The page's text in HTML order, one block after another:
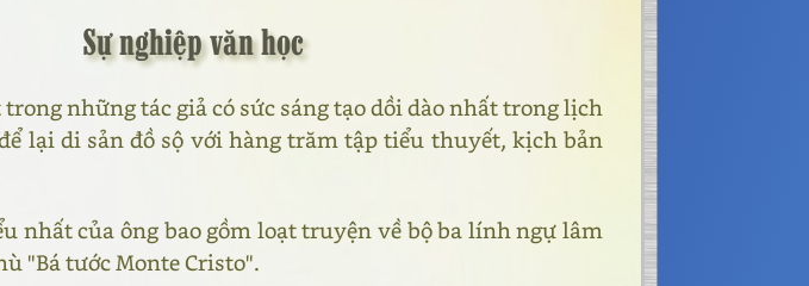
Sự nghiệp văn học
những tác giả có sức sáng tạo dồi dào nhất trong lịch
lại di sản đồ sộ với hàng trăm tập tiểu thuyết, kịch bản
nhất của ông bao gồm loạt truyện về bộ ba lính ngự lâm
"Bá tước Monte Cristo".